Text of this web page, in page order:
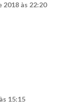
2018 às 22:20
15:15